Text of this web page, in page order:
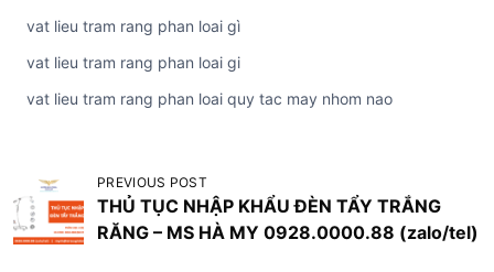
vat lieu tram rang phan loai gì
vat lieu tram rang phan loai gi
vat lieu tram rang phan loai quy tac may nhom nao
i
ề
PREVIOUS POST
THỦ TỤC NHẬP KHẨU ĐÈN TẨY TRẮNG
RĂNG – MS HÀ MY 0928.0000.88 (zalo/tel)